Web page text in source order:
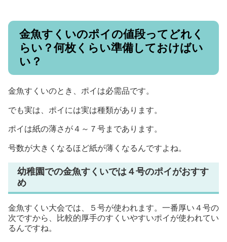
金魚すくいのポイの値段ってどれく
らい？何枚くらい準備しておけばい
い？
金魚すくいのとき、ポイは必需品です。
でも実は、ポイには実は種類があります。
ポイは紙の薄さが４～７号まであります。
号数が大きくなるほど紙が薄くなるんですよね。
幼稚園での金魚すくいでは４号のポイがおすす
め
金魚すくい大会では、５号が使われます。一番厚い４号の
次ですから、比較的厚手のすくいやすいポイが使われてい
るんですね。